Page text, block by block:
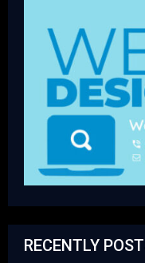
RECENTLY